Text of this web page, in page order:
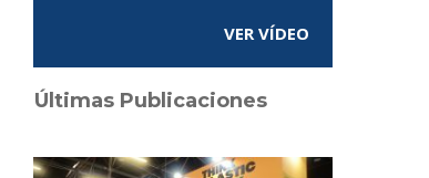
VER VÍDEO
Últimas Publicaciones